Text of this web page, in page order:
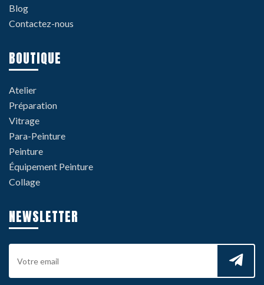
Blog
Contactez-nous
BOUTIQUE
Atelier
Préparation
Vitrage
Para-Peinture
Peinture
Équipement Peinture
Collage
NEWSLETTER